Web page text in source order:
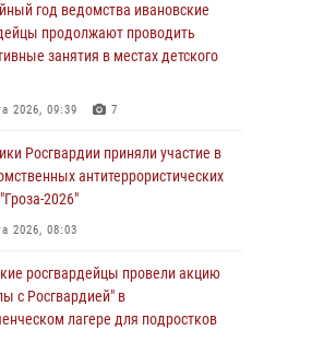
год ведомства ивановские
продолжают проводить
занятия в местах детского
2026, 09:39 7
Росгвардии приняли участие в
антитеррористических
2026"
2026, 08:03
росгвардейцы провели акцию
с Росгвардией" в
лагере для подростков